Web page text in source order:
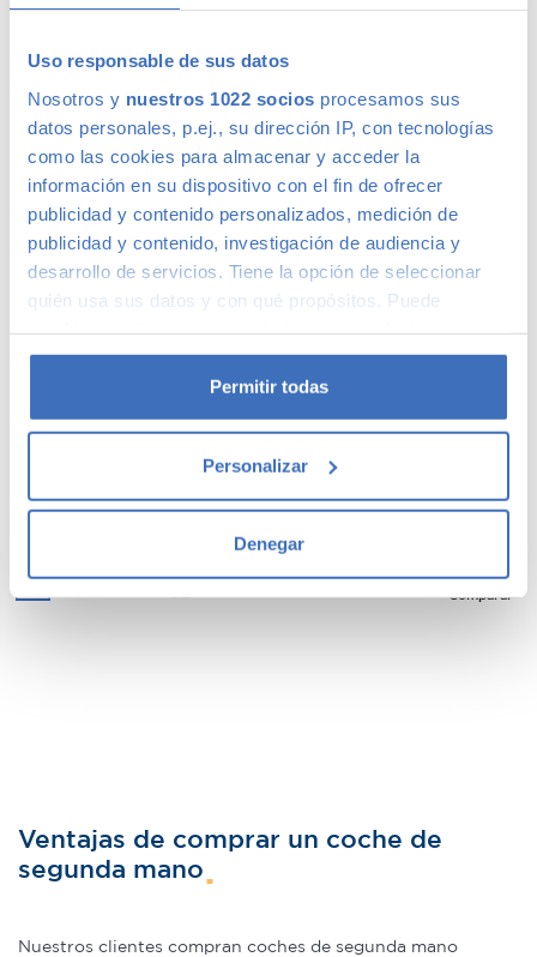
Uso responsable de sus datos
Nosotros y nuestros 1022 socios procesamos sus
datos personales, p.ej., su dirección IP, con tecnologías
como las cookies para almacenar y acceder la
información en su dispositivo con el fin de ofrecer
publicidad y contenido personalizados, medición de
publicidad y contenido, investigación de audiencia y
desarrollo de servicios. Tiene la opción de seleccionar
quién usa sus datos y con qué propósitos. Puede
momento desde la Declaración de cookies o clicando en
el Menú de consentimiento.
Recopilar información sobre su ubicación
geográfica que puede tener una precisión de varios
Las cookies de este sitio web se usan para personalizar
el contenido y los anuncios, ofrecer funciones de redes
sociales y analizar el tráfico. Además, compartimos
nuestros partners de redes sociales, publicidad y análisis
Permitir todas
Personalizar
Denegar
MERCEDES-BENZ S 500
S 500 4Matic
2008 125.910kms Gasolina
Automático
Madrid
368 €
23.780
Azul
+2
MERCEDES-BENZ CLASE CLA
Madrid
Comparar
+2
Ventajas de comprar un coche de
segunda mano
Nuestros clientes compran coches de segunda mano